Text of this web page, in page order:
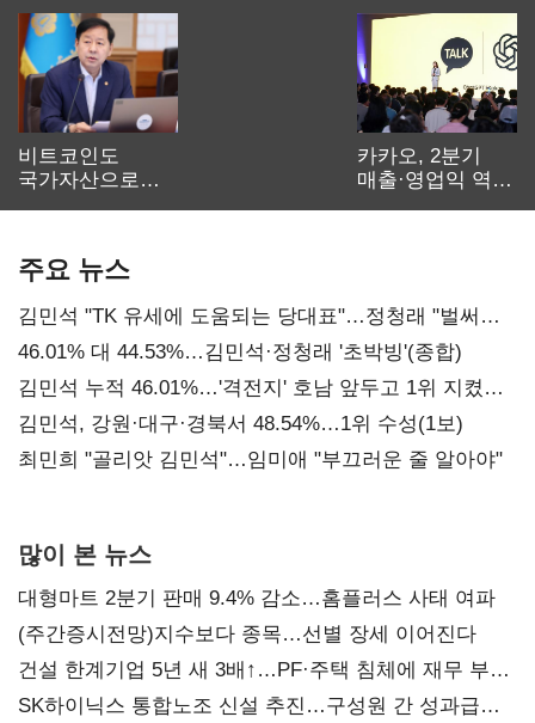
비트코인도
국가자산으로…'
카카오, 2분기
매출·영업익 역대
주요 뉴스
김민석 "TK 유세에 도움되는 당대표"…정청래 "벌써
대표된 양 당직 배분"
46.01% 대 44.53%…김민석·정청래 '초박빙'(종합)
김민석 누적 46.01%…'격전지' 호남 앞두고 1위 지켰다
(2보)
김민석, 강원·대구·경북서 48.54%…1위 수성(1보)
최민희 "골리앗 김민석"…임미애 "부끄러운 줄 알아야"
많이 본 뉴스
대형마트 2분기 판매 9.4% 감소…홈플러스 사태 여파
(주간증시전망)지수보다 종목…선별 장세 이어진다
건설 한계기업 5년 새 3배↑…PF·주택 침체에 재무 부담
확대
SK하이닉스 통합노조 신설 추진…구성원 간 성과급